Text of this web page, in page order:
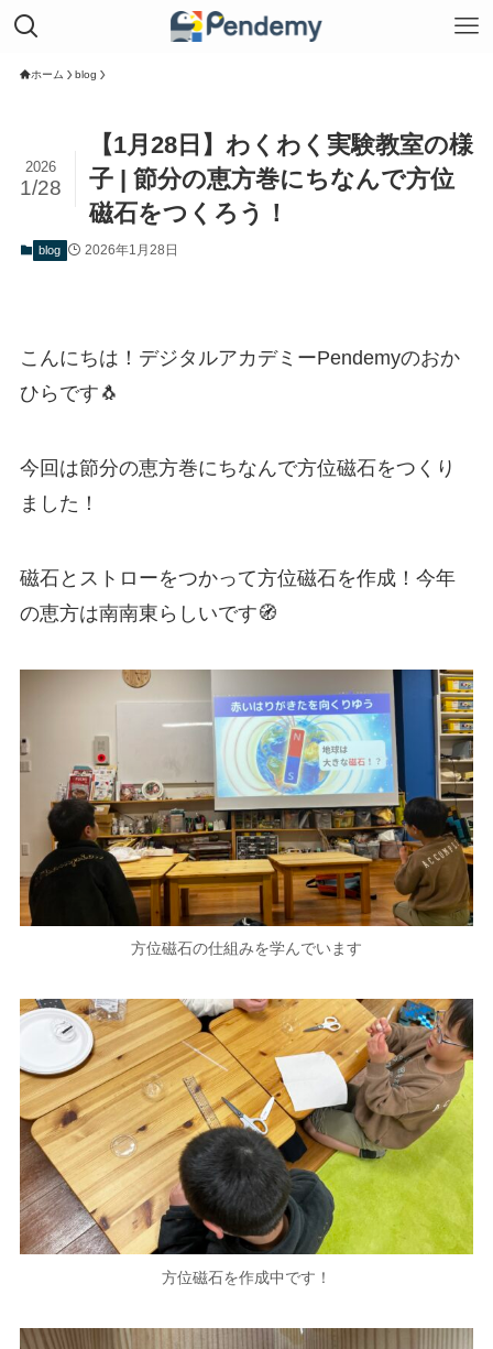
ホーム blog
【1月28日】わくわく実験教室の様
子 | 節分の恵方巻にちなんで方位
磁石をつくろう！
2026
1/28
blog 2026年1月28日
こんにちは！デジタルアカデミーPendemyのおか
ひらです🐧
今回は節分の恵方巻にちなんで方位磁石をつくり
ました！
磁石とストローをつかって方位磁石を作成！今年
の恵方は南南東らしいです🧭
方位磁石の仕組みを学んでいます
方位磁石を作成中です！